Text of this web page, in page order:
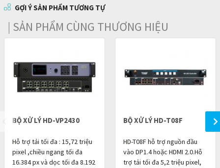
GỢI Ý SẢN PHẨM TƯƠNG TỰ
| SẢN PHẨM CÙNG THƯƠNG HIỆU
BỘ XỬ LÝ HD-VP2430
Hỗ trợ tải tối đa : 15,72 triệu
pixel ,chiều ngang tối đa
16.384 px và dọc tối đa 8.192
BỘ XỬ LÝ HD-T08F
HD-T08F hỗ trợ nguồn đầu
vào DP1.4 hoặc HDMI 2.0.Hỗ
trợ tải tối đa 5,2 triệu pixel,